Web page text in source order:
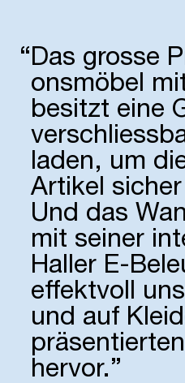
“Das grosse
onsmöbel
besitzt eine
laden, um
Artikel
Und das
mit seiner
Haller E-
effekt­voll
und auf
hervor.”